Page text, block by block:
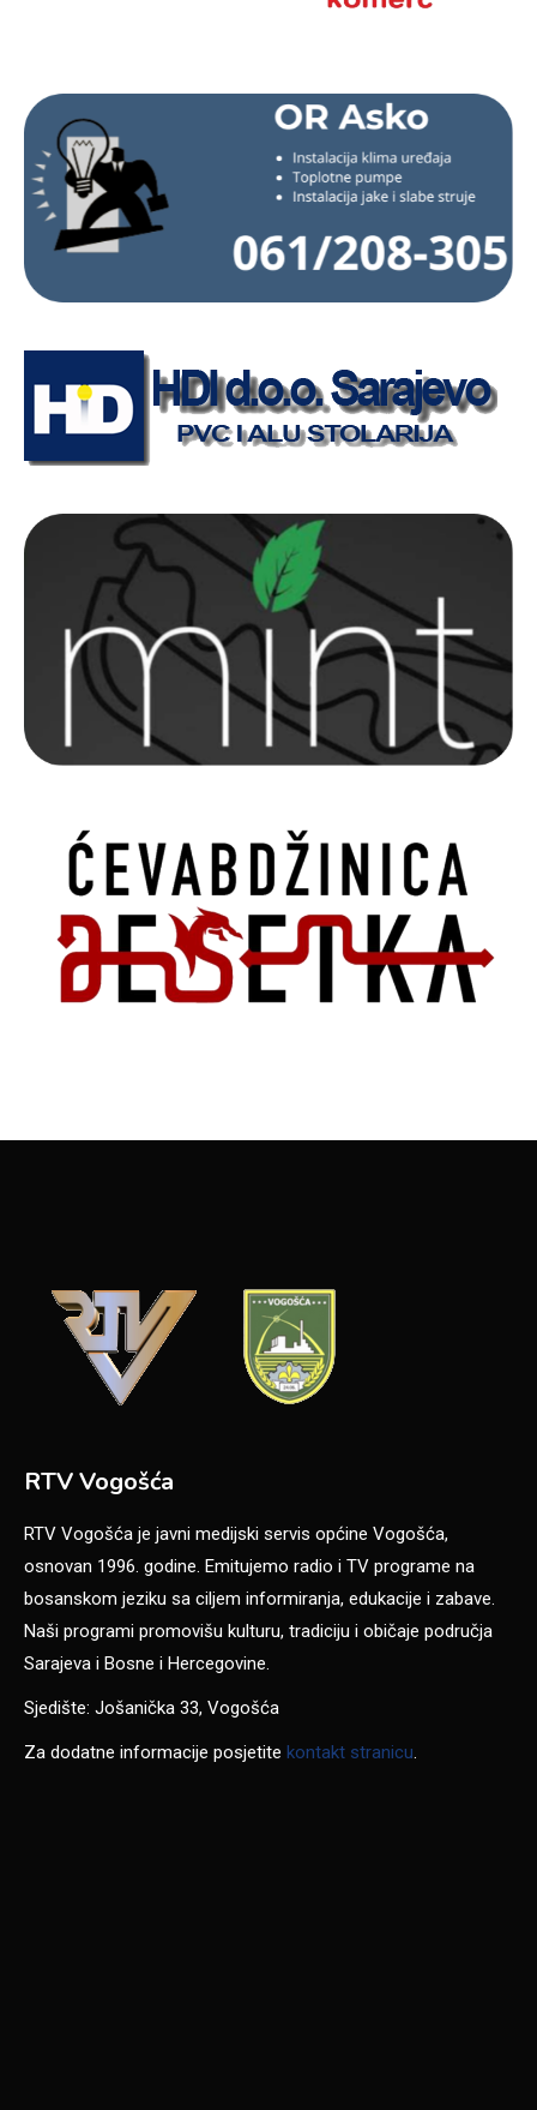
RTV Vogošća
RTV Vogošća je javni medijski servis općine Vogošća,
osnovan 1996. godine. Emitujemo radio i TV programe na
bosanskom jeziku sa ciljem informiranja, edukacije i zabave.
Naši programi promovišu kulturu, tradiciju i običaje područja
Sarajeva i Bosne i Hercegovine.
Sjedište: Jošanička 33, Vogošća
Za dodatne informacije posjetite kontakt stranicu